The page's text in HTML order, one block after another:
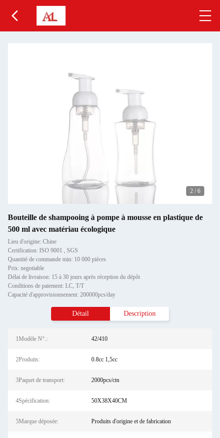
2 / 6
Bouteille de shampooing à pompe à mousse en plastique de
500 ml avec matériau écologique
Lieu d'origine: Chine
Certification: ISO 9001 , SGS
Quantité de commande min: 10 000 pièces
Prix: negotiable
Délai de livraison: 15 à 30 jours après réception du dépôt
Conditions de paiement: LC, T/T
Capacité d'approvisionnement: 200000pcs/day
Détail Description
1Modèle N°.: 42/410
2Produits: 0.8cc 1,5cc
3Paquet de transport: 2000pcs/ctn
4Spécification: 50X38X40CM
5Marque déposée: Produits d'origine et de fabrication